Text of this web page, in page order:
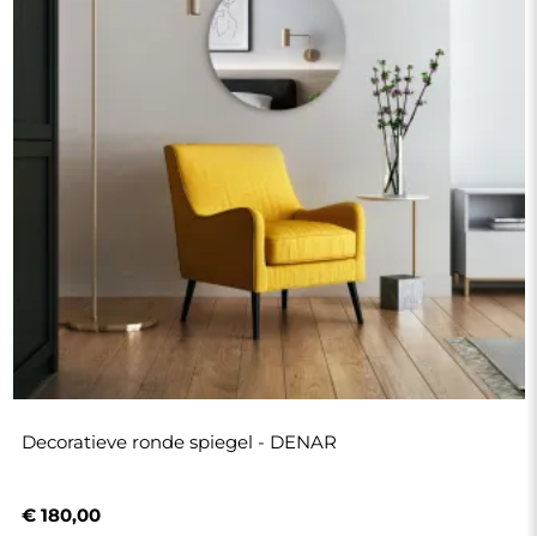
Decoratieve ronde spiegel - DENAR
€ 180,00